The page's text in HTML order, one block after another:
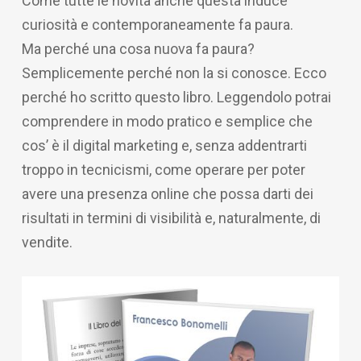
curiosità e contemporaneamente fa paura.
Ma perché una cosa nuova fa paura?
Semplicemente perché non la si conosce. Ecco
perché ho scritto questo libro. Leggendolo potrai
comprendere in modo pratico e semplice che
cos’ è il digital marketing e, senza addentrarti
troppo in tecnicismi, come operare per poter
avere una presenza online che possa darti dei
risultati in termini di visibilità e, naturalmente, di
vendite.